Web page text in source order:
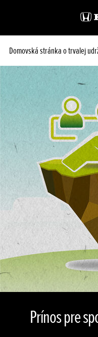
Domovská stránka o trvalej
Prínos pre